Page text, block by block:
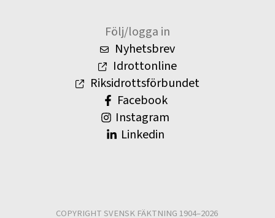
Följ/logga in
Nyhetsbrev
Idrottonline
Riksidrottsförbundet
Facebook
Instagram
Linkedin
COPYRIGHT SVENSK FÄKTNING 1904–2026